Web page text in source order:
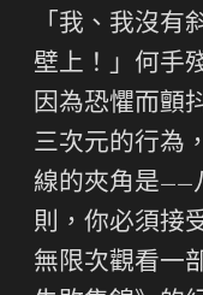
「我、我沒有
壁上！」何手
因為恐懼而顫
三次元的行為
線的夾角是——
則，你必須接
無限次觀看一